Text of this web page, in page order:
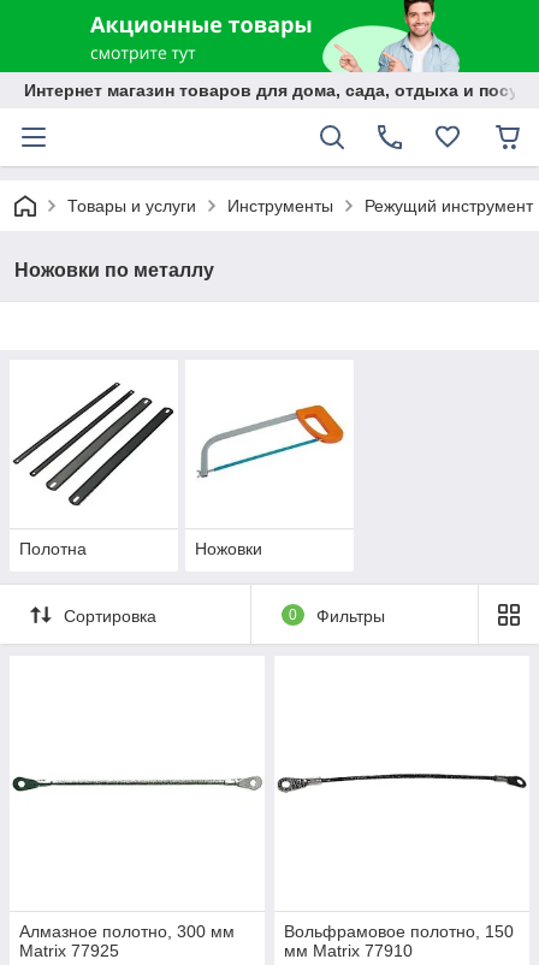
Интернет магазин товаров для дома, сада, отдыха и
Товары и услуги Инструменты Режущий инструмент
Ножовки по металлу
Полотна Ножовки
Сортировка 0 Фильтры
Алмазное полотно, 300 мм
Matrix 77925
Вольфрамовое полотно, 150
мм Matrix 77910